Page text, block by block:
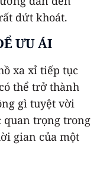
dứt khoát.
ƯU ÁI
xa xỉ tiếp tục
thể trở thành
gì tuyệt vời
quan trọng trong
gian của một